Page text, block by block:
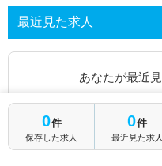
最近見た求人
あなたが最近
求人
0件
保存した求人
0件
最近見た求人